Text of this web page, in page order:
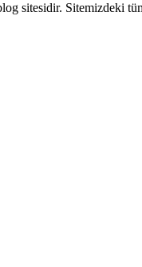
sitesidir. Sitemizdeki